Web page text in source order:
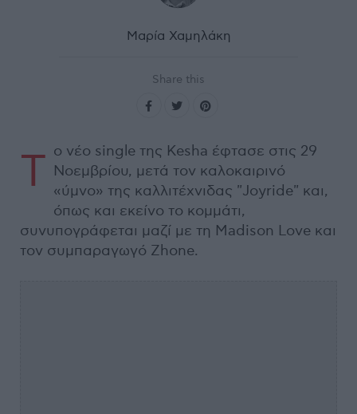
Μαρία Χαμηλάκη
Share this
Τ ο νέο single της Kesha έφτασε στις 29
Νοεμβρίου, μετά τον καλοκαιρινό
«ύμνο» της καλλιτέχνιδας "Joyride" και,
όπως και εκείνο το κομμάτι,
συνυπογράφεται μαζί με τη Madison Love και
τον συμπαραγωγό Zhone.